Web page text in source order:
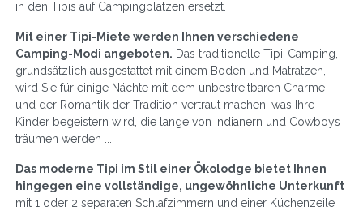
in den Tipis auf Campingplätzen ersetzt.
Mit einer Tipi-Miete werden Ihnen verschiedene
Camping-Modi angeboten. Das traditionelle Tipi-Camping,
grundsätzlich ausgestattet mit einem Boden und Matratzen,
wird Sie für einige Nächte mit dem unbestreitbaren Charme
und der Romantik der Tradition vertraut machen, was Ihre
Kinder begeistern wird, die lange von Indianern und Cowboys
träumen werden ...
Das moderne Tipi im Stil einer Ökolodge bietet Ihnen
hingegen eine vollständige, ungewöhnliche Unterkunft
mit 1 oder 2 separaten Schlafzimmern und einer Küchenzeile